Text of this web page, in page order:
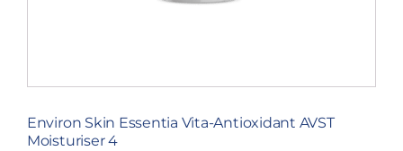
Environ Skin Essentia Vita-Antioxidant AVST
Moisturiser 4